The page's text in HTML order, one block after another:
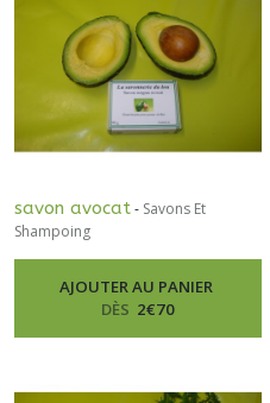
savon avocat- Savons Et
Shampoing
AJOUTER AU PANIER
DÈS 2€70